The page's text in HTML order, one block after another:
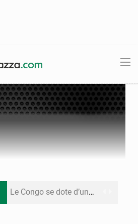
Le Congo se dote d’un programme national pour valoriser les produits forestiers non ligneux